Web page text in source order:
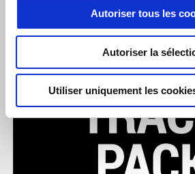
Autoriser tous les
Autoriser la
Utiliser uniquement les
Aprilia RSV4 1100